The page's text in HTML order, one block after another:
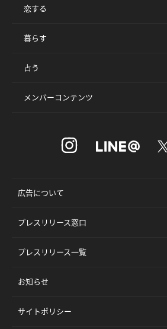
恋する
暮らす
占う
メンバーコンテンツ
広告について
プレスリリース窓口
プレスリリース一覧
お知らせ
サイトポリシー